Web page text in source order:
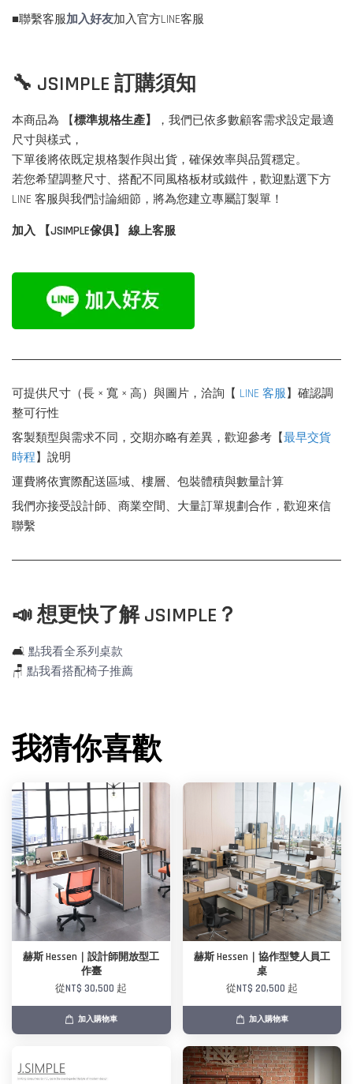
■聯繫客服加入好友加入官方LINE客服
🔧 JSIMPLE 訂購須知
本商品為 【標準規格生產】
，我們已依多數顧客需求設定最適
尺寸與樣式，
下單後將依既定規格製作與出貨，確保效率與品質穩定。
若您希望調整尺寸、搭配不同風格板材或鐵件，歡迎點選下方
LINE 客服與我們討論細節，將為您建立專屬訂製單！
加入 【JSIMPLE傢俱】 線上客服
可提供尺寸（長 × 寬 × 高）與圖片，洽詢【 LINE 客服】確認調
整可行性
客製類型與需求不同，交期亦略有差異，歡迎參考【最早交貨
時程】說明
運費將依實際配送區域、樓層、包裝體積與數量計算
我們亦接受設計師、商業空間、大量訂單規劃合作，歡迎來信
聯繫
📣 想更快了解 JSIMPLE？
🛋️ 點我看全系列桌款
🪑 點我看搭配椅子推薦
我猜你喜歡
赫斯 Hessen｜設計師開放型工
作臺
從NT$ 30,500 起
加入購物車
赫斯 Hessen｜協作型雙人員工
桌
從NT$ 20,500 起
加入購物車